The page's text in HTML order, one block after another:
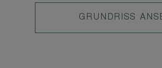
GRUNDRISS